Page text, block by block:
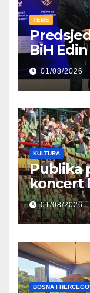
TEME
BiH
01/08/2026
KULTURA
Publika
koncert
Koševu
01/08/2026
BOSNA I